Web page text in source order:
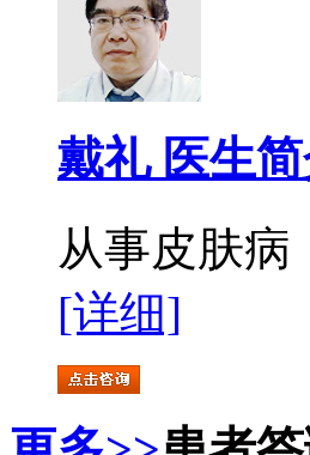
戴礼 医生
从事皮肤病
[详细]